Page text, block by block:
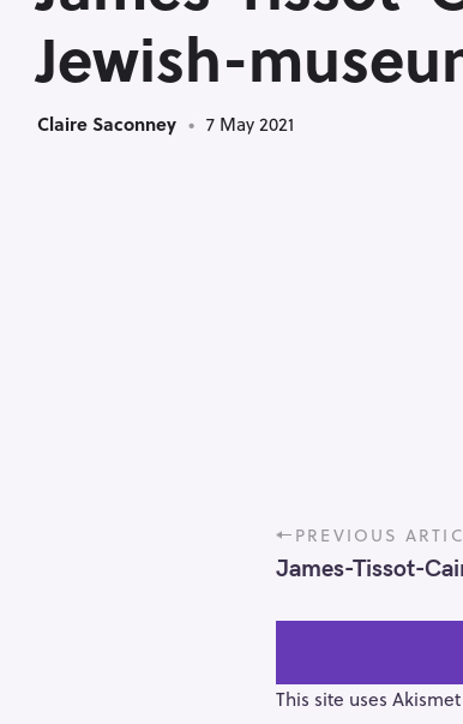
Jewish-
Claire Saconney 7 May 2021
P
o
s
t
v
PREVIOUS
James-Tissot-
This site uses